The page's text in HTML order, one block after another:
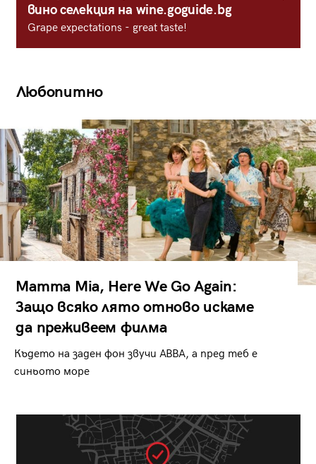
вино селекция на wine.goguide.bg
Grape expectations - great taste!
Любопитно
Mamma Mia, Here We Go Again:
Защо всяко лято отново искаме
да преживеем филма
Където на заден фон звучи ABBA, а пред теб е
синьото море